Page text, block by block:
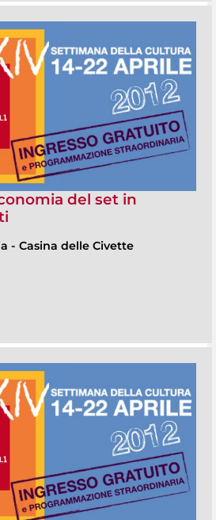
del set in
- Casina delle Civette